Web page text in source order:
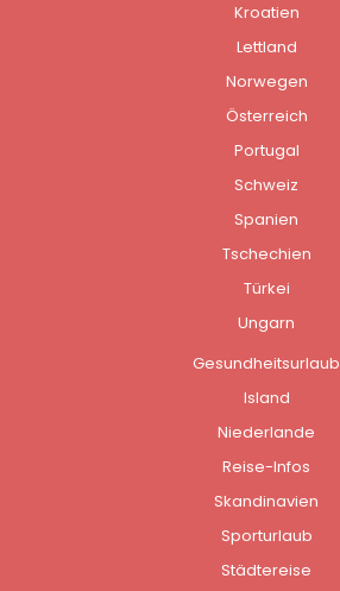
Kroatien
Lettland
Norwegen
Österreich
Portugal
Schweiz
Spanien
Tschechien
Türkei
Ungarn
Gesundheitsurlaub
Island
Niederlande
Reise-Infos
Skandinavien
Sporturlaub
Städtereise